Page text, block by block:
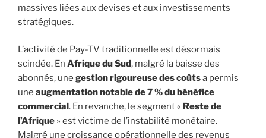
massives liées aux devises et aux investissements
stratégiques.
L’activité de Pay-TV traditionnelle est désormais
scindée. En Afrique du Sud, malgré la baisse des
abonnés, une gestion rigoureuse des coûtsa permis
une augmentation notable de 7 % du bénéfice
commercial. En revanche, le segment « Reste de
l’Afrique » est victime de l’instabilité monétaire.
Malgré une croissance opérationnelle des revenus